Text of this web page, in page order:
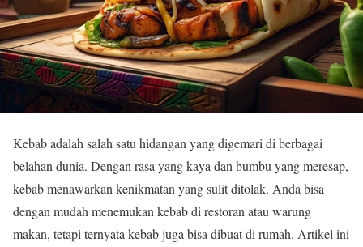
Kebab adalah salah satu hidangan yang digemari di berbagai
belahan dunia. Dengan rasa yang kaya dan bumbu yang meresap,
kebab menawarkan kenikmatan yang sulit ditolak. Anda bisa
dengan mudah menemukan kebab di restoran atau warung
makan, tetapi ternyata kebab juga bisa dibuat di rumah. Artikel ini